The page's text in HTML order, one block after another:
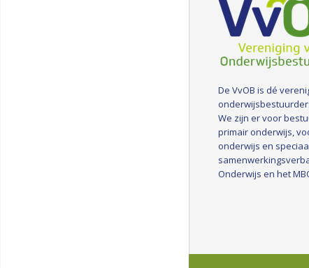
De VvOB is dé
We zijn er voor
primair onderwijs,
onderwijs en
Onderwijs en het